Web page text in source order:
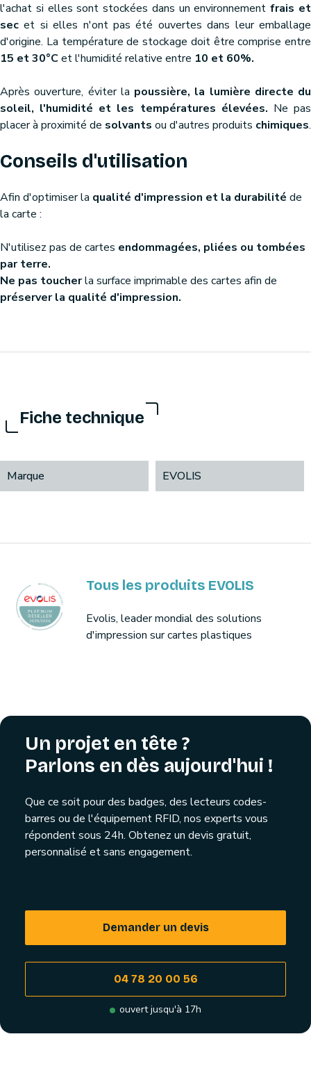
l'achat si elles sont stockées dans un environnementfrais et
sec et si elles n'ont pas été ouvertes dans leur emballage
d'origine. La température de stockage doit être comprise entre
15 et 30°Cet l'humidité relative entre 10 et 60%.
Après ouverture, éviter la poussière, la lumière directe du
soleil, l'humidité et les températures élevées. Ne pas
placer à proximité de solvants ou d'autres produits chimiques.
Conseils d'utilisation
Afin d'optimiser la qualité d'impression et la durabilité de
la carte :
N'utilisez pas de cartes endommagées, pliées ou tombées
par terre.
Ne pas toucherla surface imprimable des cartes afin de
préserver la qualité d'impression.
Fiche technique
Marque EVOLIS
Tous les produits EVOLIS
Evolis, leader mondial des solutions
d'impression sur cartes plastiques
Un projet en tête ?
Parlons en dès aujourd'hui !
Que ce soit pour des badges, des lecteurs codes-
barres ou de l'équipement RFID, nos experts vous
répondent sous 24h. Obtenez un devis gratuit,
personnalisé et sans engagement.
Demander un devis
04 78 20 00 56
ouvert jusqu'à 17h